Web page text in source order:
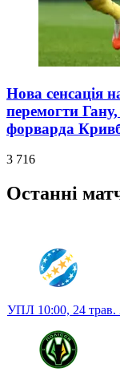
Нова сенсація
перемогти
форварда
3 716
Останні
УПЛ 10:00, 24 трав.